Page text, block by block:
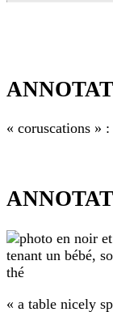
Le
printemps
tout
pas
de
ce
pas
sobre
de
vieillissante,
« coruscations »
TEXTE
coruscations
»
:
de
« a table nicely